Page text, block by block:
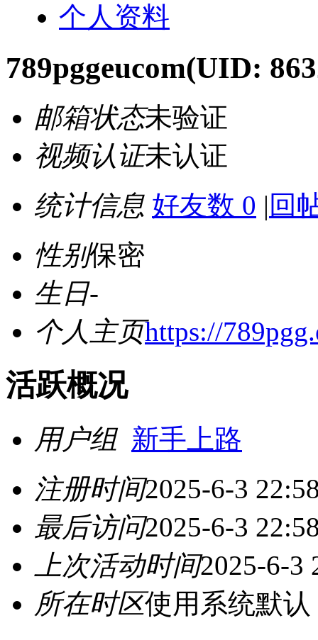
个人资料
789pggeucom(UID:
邮箱状态未验证
视频认证未认证
统计信息 好友数 0 | 回
性别保密
生日-
个人主页https://
活跃概况
用户组 新手上路
注册时间2025-6-3
最后访问2025-6-3
上次活动时间2025-6-3
所在时区使用系统默认